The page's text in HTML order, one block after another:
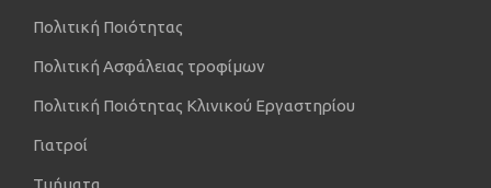
Πολιτική Ποιότητας
Πολιτική Ασφάλειας τροφίμων
Πολιτική Ποιότητας Κλινικού Εργαστηρίου
Γιατροί
Τμήματα